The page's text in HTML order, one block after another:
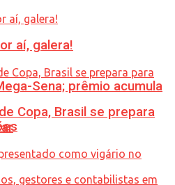
Sena; prêmio acumula
aí, galera!
Copa, Brasil se prepara